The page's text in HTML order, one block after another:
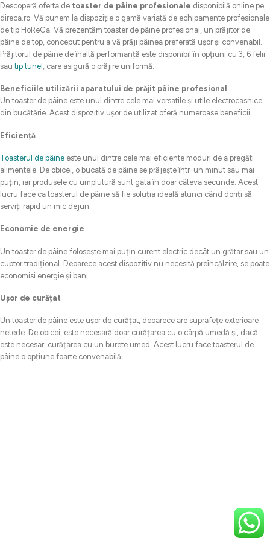
Descoperă oferta de toaster de pâine profesionale disponibilă online pe
direca.ro. Vă punem la dispoziție o gamă variată de echipamente profesionale
de tip HoReCa. Vă prezentăm toaster de pâine profesional, un prăjitor de
pâine de top, conceput pentru a vă prăji pâinea preferată ușor și convenabil.
Prăjitorul de pâine de înaltă performanță este disponibil în opțiuni cu 3, 6 felii
sautip tunel , care asigură o prăjire uniformă.
Beneficiile utilizării aparatului de prăjit pâine profesional
Un toaster de pâine este unul dintre cele mai versatile și utile electrocasnice
din bucătărie. Acest dispozitiv ușor de utilizat oferă numeroase beneficii:
Eficiență
Toasterul de pâine este unul dintre cele mai eficiente moduri de a pregăti
alimentele. De obicei, o bucată de pâine se prăjește într-un minut sau mai
puțin, iar produsele cu umplutură sunt gata în doar câteva secunde. Acest
lucru face ca toasterul de pâine să fie soluția ideală atunci când doriți să
serviți rapid un mic dejun.
Economie de energie
Un toaster de pâine folosește mai puțin curent electric decât un grătar sau un
cuptor tradițional. Deoarece acest dispozitiv nu necesită preîncălzire, se poate
economisi energie și bani.
Ușor de curățat
Un toaster de pâine este ușor de curățat, deoarece are suprafețe exterioare
netede. De obicei, este necesară doar curățarea cu o cârpă umedă și, dacă
este necesar, curățarea cu un burete umed. Acest lucru face toasterul de
pâine o opțiune foarte convenabilă.